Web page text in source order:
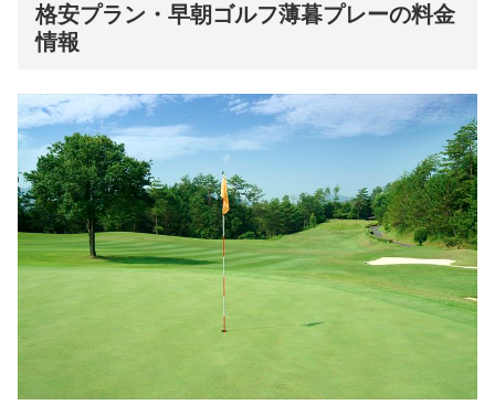
格安プラン・早朝ゴルフ薄暮プレーの料金
情報